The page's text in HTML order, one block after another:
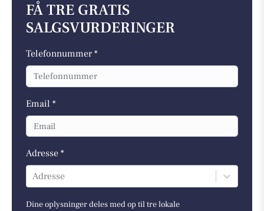
FÅ TRE GRATIS
SALGSVURDERINGER
Telefonnummer *
Email *
Adresse *
Adresse
Dine oplysninger deles med op til tre lokale